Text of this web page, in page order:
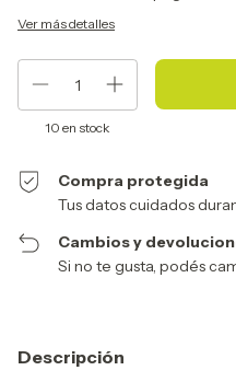
Ver más detalles
10 en stock
Compra protegida
Tus datos cuidados
Cambios y
Si no te gusta, podés
Descripción